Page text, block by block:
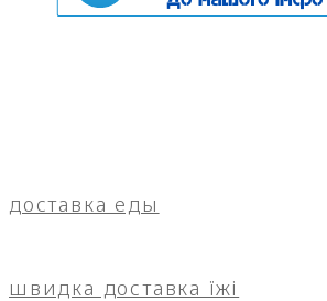
доставка еды
швидка доставка їжі